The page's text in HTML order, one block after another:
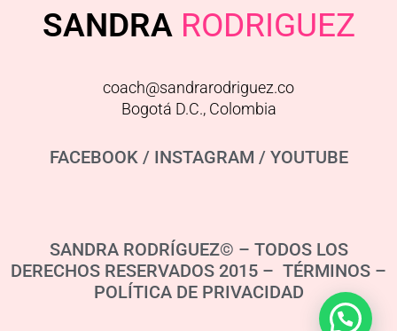
SANDRA RODRIGUEZ
coach@sandrarodriguez.co
Bogotá D.C., Colombia
FACEBOOK/ INSTAGRAM / YOUTUBE
SANDRA RODRÍGUEZ© – TODOS LOS
DERECHOS RESERVADOS 2015 – TÉRMINOS –
POLÍTICA DE PRIVACIDAD